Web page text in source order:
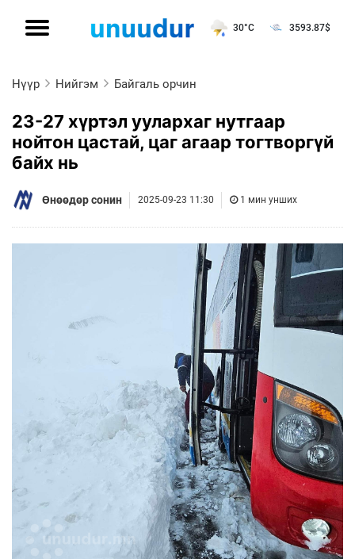
30°C 3593.87$
Нүүр Нийгэм Байгаль орчин
23-27 хүртэл уулархаг нутгаар
нойтон цастай, цаг агаар тогтворгүй
байх нь
Өнөөдөр сонин 2025-09-23 11:30 1 мин унших